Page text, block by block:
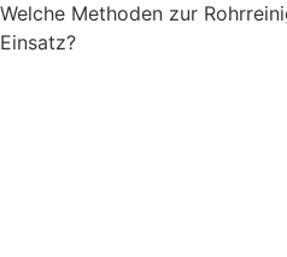
Welche Methoden zur
Einsatz?